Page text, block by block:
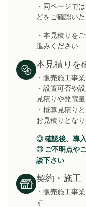
・同ページで
どをご確認い
・本見積りを
進みください
本見積りを
・販売施工事
・設置可否や
見積りや発電
・概算見積り
お見積りとな
◎ 確認後、導
◎ ご不明点や
談下さい
契約・施工
・販売施工事
す